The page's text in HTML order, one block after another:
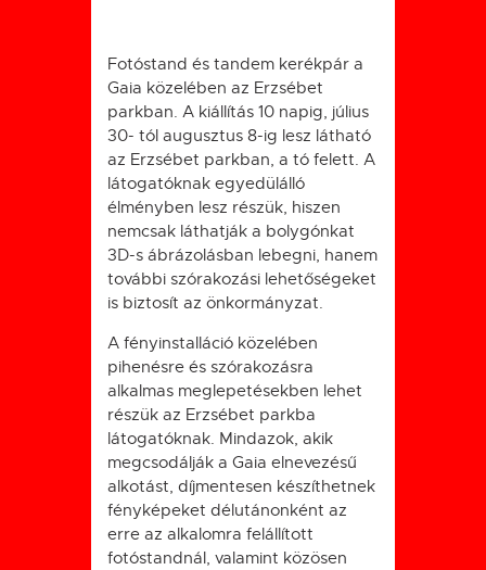
Fotóstand és tandem kerékpár a
Gaia közelében az Erzsébet
parkban. A kiállítás 10 napig, július
30- tól augusztus 8-ig lesz látható
az Erzsébet parkban, a tó felett. A
látogatóknak egyedülálló
élményben lesz részük, hiszen
nemcsak láthatják a bolygónkat
3D-s ábrázolásban lebegni, hanem
további szórakozási lehetőségeket
is biztosít az önkormányzat.
A fényinstalláció közelében
pihenésre és szórakozásra
alkalmas meglepetésekben lehet
részük az Erzsébet parkba
látogatóknak. Mindazok, akik
megcsodálják a Gaia elnevezésű
alkotást, díjmentesen készíthetnek
fényképeket délutánonként az
erre az alkalomra felállított
fotóstandnál, valamint közösen